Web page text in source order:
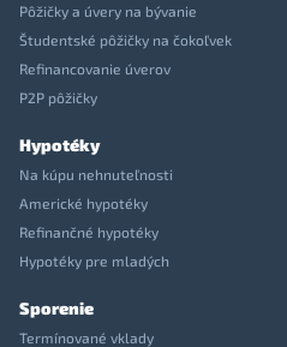
Pôžičky a úvery na bývanie
Študentské pôžičky na čokoľvek
Refinancovanie úverov
P2P pôžičky
Hypotéky
Na kúpu nehnuteľnosti
Americké hypotéky
Refinančné hypotéky
Hypotéky pre mladých
Sporenie
Termínované vklady